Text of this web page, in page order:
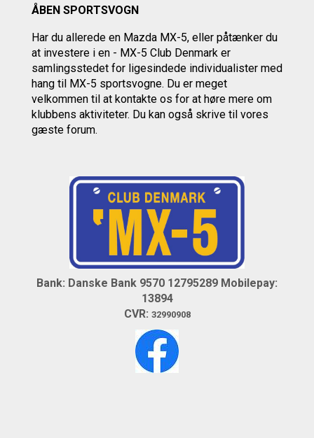
ÅBEN SPORTSVOGN
Har du allerede en Mazda MX-5, eller påtænker du
at investere i en - MX-5 Club Denmark er
samlingsstedet for ligesindede individualister med
hang til MX-5 sportsvogne. Du er meget
velkommen til at kontakte os for at høre mere om
klubbens aktiviteter. Du kan også skrive til vores
gæste forum.
Bank: Danske Bank 9570 12795289 Mobilepay:
13894
CVR: 32990908